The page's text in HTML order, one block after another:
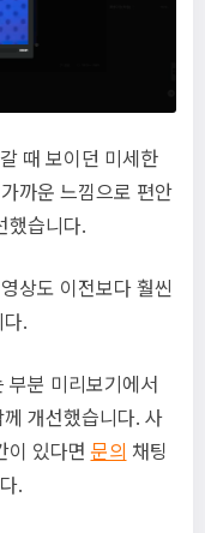
때 보이던 미세한
까운 느낌으로 편안
했습니다.
상도 이전보다 훨씬
.
부분 미리보기에서
개선했습니다. 사
이 있다면 문의 채팅
.